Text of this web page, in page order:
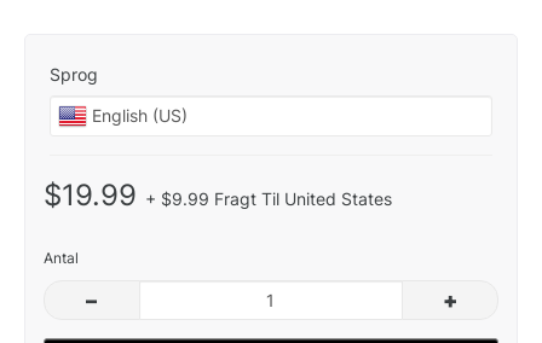
Sprog
$19.99 + $9.99 Fragt Til United States
Antal
– +